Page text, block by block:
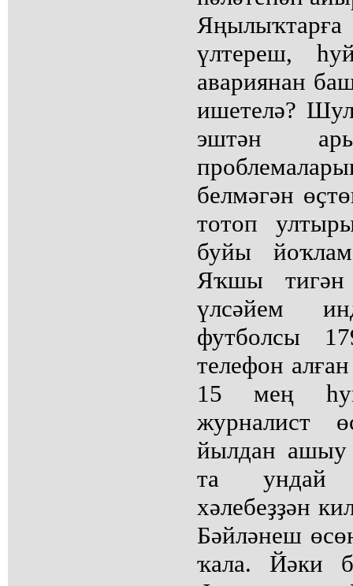
үлтереш,
авариянан
ишетелә?
эштән
белмәгән
тотоп
буйы
Яҡшы тигән
үлсәйем
футболсы
телефон
15 мең
журналист
йылдан ашыу
та ундай
хәлебеҙҙән
Бәйләнеш
ҡала. Йәки